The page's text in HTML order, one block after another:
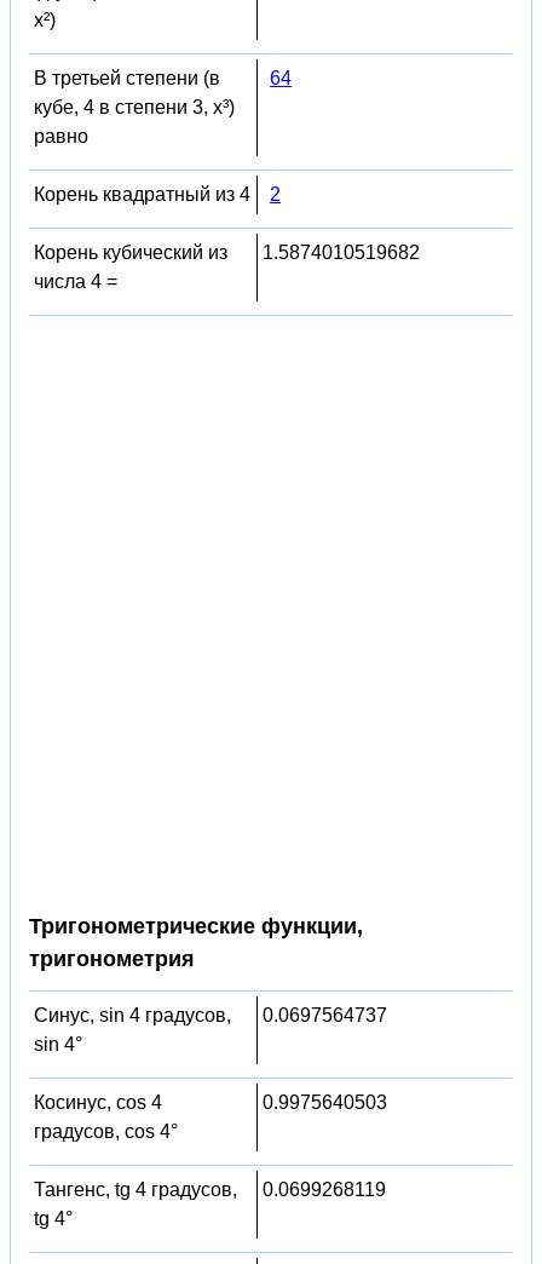
x²)
В третьей степени (в
кубе, 4 в степени 3, x³)
равно
64
Корень квадратный из 4 2
Корень кубический из
числа 4 =
1.5874010519682
Тригонометрические функции,
тригонометрия
Синус, sin 4 градусов,
sin 4°
0.0697564737
Косинус, cos 4
градусов, cos 4°
0.9975640503
Тангенс, tg 4 градусов,
tg 4°
0.0699268119